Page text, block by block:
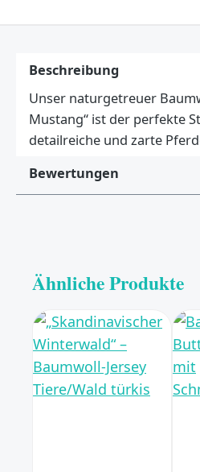
Beschreibung
Unser naturgetreuer
Mustang“ ist der perfekte
detailreiche und zarte
Bewertungen
Ähnliche Produkte